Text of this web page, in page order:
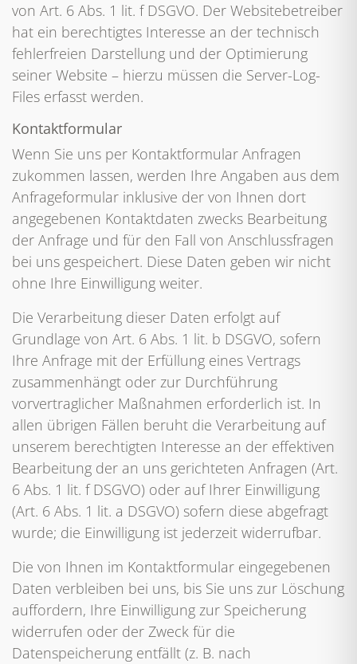
von Art. 6 Abs. 1 lit. f DSGVO. Der Websitebetreiber
hat ein berechtigtes Interesse an der technisch
fehlerfreien Darstellung und der Optimierung
seiner Website – hierzu müssen die Server-Log-
Files erfasst werden.
Kontaktformular
Wenn Sie uns per Kontaktformular Anfragen
zukommen lassen, werden Ihre Angaben aus dem
Anfrageformular inklusive der von Ihnen dort
angegebenen Kontaktdaten zwecks Bearbeitung
der Anfrage und für den Fall von Anschlussfragen
bei uns gespeichert. Diese Daten geben wir nicht
ohne Ihre Einwilligung weiter.
Die Verarbeitung dieser Daten erfolgt auf
Grundlage von Art. 6 Abs. 1 lit. b DSGVO, sofern
Ihre Anfrage mit der Erfüllung eines Vertrags
zusammenhängt oder zur Durchführung
vorvertraglicher Maßnahmen erforderlich ist. In
allen übrigen Fällen beruht die Verarbeitung auf
unserem berechtigten Interesse an der effektiven
Bearbeitung der an uns gerichteten Anfragen (Art.
6 Abs. 1 lit. f DSGVO) oder auf Ihrer Einwilligung
(Art. 6 Abs. 1 lit. a DSGVO) sofern diese abgefragt
wurde; die Einwilligung ist jederzeit widerrufbar.
Die von Ihnen im Kontaktformular eingegebenen
Daten verbleiben bei uns, bis Sie uns zur Löschung
auffordern, Ihre Einwilligung zur Speicherung
widerrufen oder der Zweck für die
Datenspeicherung entfällt (z. B. nach